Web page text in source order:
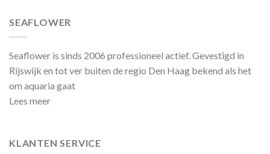
SEAFLOWER
Seaflower is sinds 2006 professioneel actief. Gevestigd in
Rijswijk en tot ver buiten de regio Den Haag bekend als het
om aquaria gaat
Lees meer
KLANTEN SERVICE